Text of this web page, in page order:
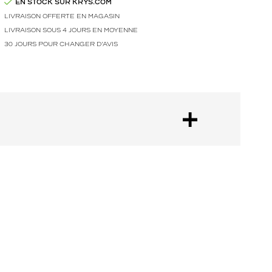
EN STOCK SUR KRYS.COM
LIVRAISON OFFERTE EN MAGASIN
LIVRAISON SOUS 4 JOURS EN MOYENNE
30 JOURS POUR CHANGER D'AVIS